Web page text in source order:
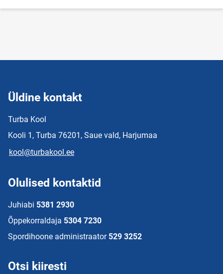
Üldine kontakt
Turba Kool
Kooli 1, Turba 76201, Saue vald, Harjumaa
kool@turbakool.ee
Olulised kontaktid
Juhiabi 5381 2930
Õppekorraldaja 5304 7230
Spordihoone administraator 529 3252
Otsi kiiresti